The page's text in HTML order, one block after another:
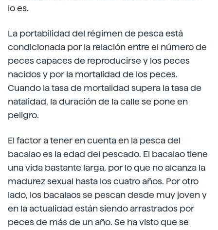
lo es.
La portabilidad del régimen de pesca está
condicionada por la relación entre el número de
peces capaces de reproducirse y los peces
nacidos y por la mortalidad de los peces.
Cuando la tasa de mortalidad supera la tasa de
natalidad, la duración de la calle se pone en
peligro.
El factor a tener en cuenta en la pesca del
bacalao es la edad del pescado. El bacalao tiene
una vida bastante larga, por lo que no alcanza la
madurez sexual hasta los cuatro años. Por otro
lado, los bacalaos se pescan desde muy joven y
en la actualidad están siendo arrastrados por
peces de más de un año. Se ha visto que se